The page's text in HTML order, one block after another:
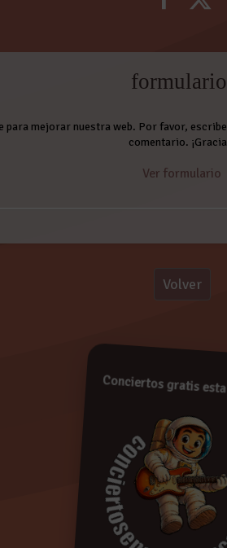
para mejorar nuestra web. Por favor,
comentario.
Ver formulario
Protección de
pasarán a formar
derecho a acceder
oponerse a su
indicando su
respuesta
cualquier momento.
Volver
Conciertos gratis esta